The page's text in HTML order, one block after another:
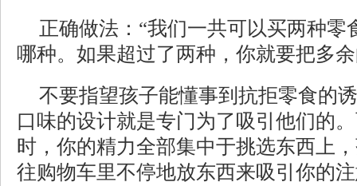
正确做法：“我们一共可以买两种零
哪种。如果超过了两种，你就要把多
不要指望孩子能懂事到抗拒零食的
口味的设计就是专门为了吸引他们的
时，你的精力全部集中于挑选东西上
往购物车里不停地放东西来吸引你的